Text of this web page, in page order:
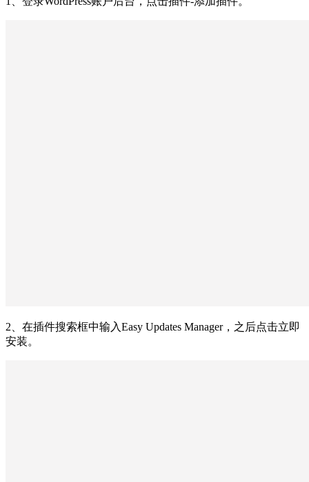
2、在插件搜索框中输入Easy Updates Manager，之后点击立即
安装。